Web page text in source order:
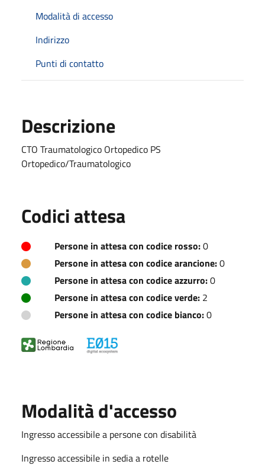
Modalità di accesso
Indirizzo
Punti di contatto
Descrizione
CTO Traumatologico Ortopedico PS
Ortopedico/Traumatologico
Codici attesa
Persone in attesa con codice rosso:0
Persone in attesa con codice arancione:0
Persone in attesa con codice azzurro:0
Persone in attesa con codice verde: 2
Persone in attesa con codice bianco:0
Modalità d'accesso
Ingresso accessibile a persone con disabilità
Ingresso accessibile in sedia a rotelle